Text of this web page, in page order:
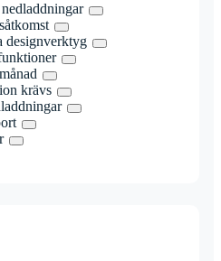
designverktyg
krävs